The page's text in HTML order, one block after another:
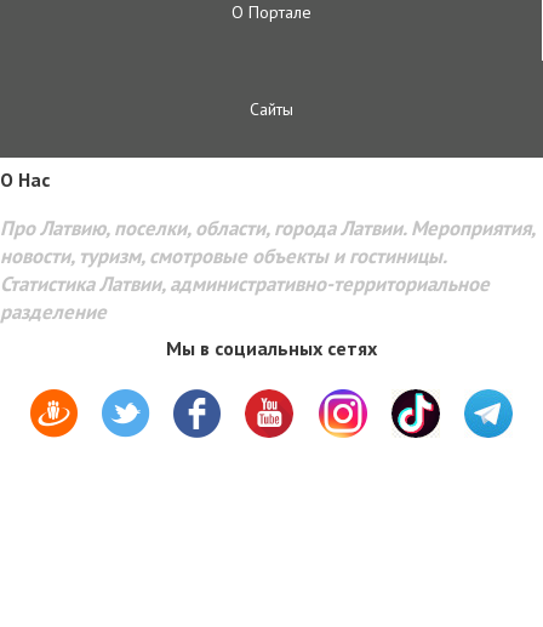
О Портале
Сайты
O Hac
Про Латвию, поселки, области, города Латвии. Мероприятия,
новости, туризм, смотровые объекты и гостиницы.
Статистика Латвии, административно-территориальное
разделение
Мы в социальных сетях